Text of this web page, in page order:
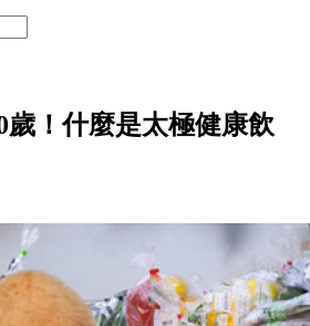
歲！什麼是太極健康飲